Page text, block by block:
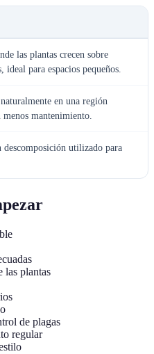
las plantas crecen sobre
ideal para espacios pequeños.
en una región
mantenimiento.
utilizado para
las plantas
de plagas
regular